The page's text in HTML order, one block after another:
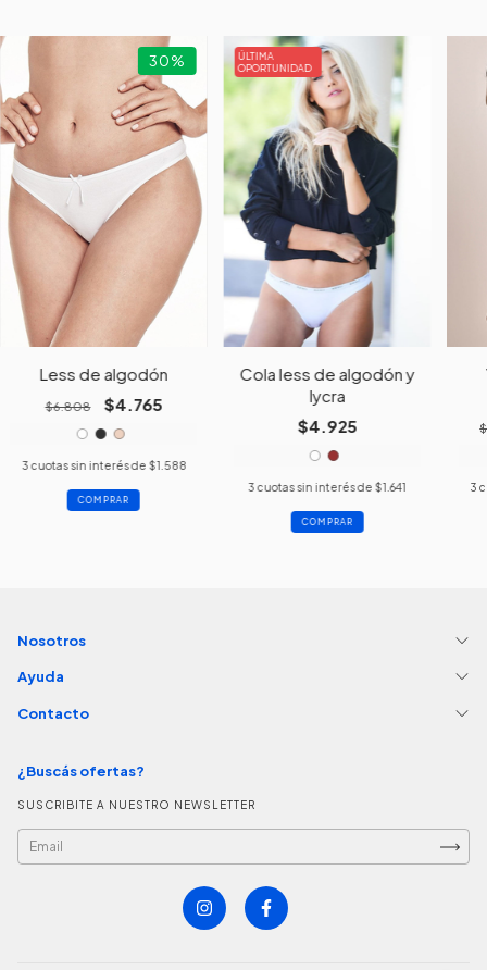
30%
Less de algodón
$6.808 $4.765
3cuotas sin interés de $1.588
COMPRAR
ÚLTIMA
OPORTUNIDAD
Cola less de algodón y
lycra
$4.925
3 cuotas sin interés de $1.641
COMPRAR
3
Nosotros
Ayuda
Contacto
¿Buscás ofertas?
SUSCRIBITE A NUESTRO NEWSLETTER